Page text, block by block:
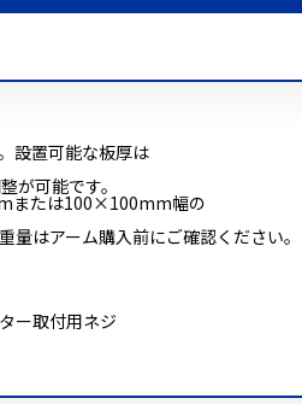
設置可能な板厚は
が可能です。
または100×100mm幅の
はアーム購入前にご確認ください。
ー取付用ネジ